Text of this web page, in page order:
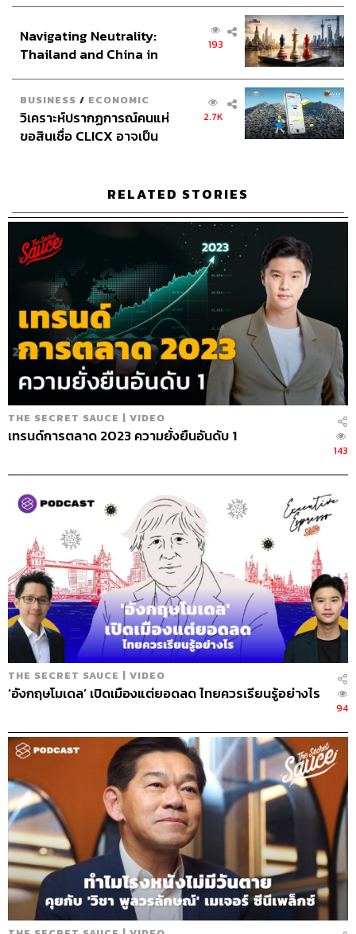
ภัทรสุดา บุญญศรี, อาภาภัทร อารยางกูร, ภัทรพร บุญนำ
อุดม
Video Editorsวุฒิชัย ถิระบัญชาศักดิ์, อนนต์ พูนเจ้าทรัพย์,
Sound Recording Engineer
ขจีพรรณ วิจิตรรัตน์, ธภัทร
ตั้งวงษ์ไชย
Senior Channel Adminทศพล เพิ่มพูล
THE STANDARD Shared Service Department
TAGS: Podcast
The Standard Podcast
The Secret Sauce
เคน นครินทร์
โรงพยาบาลพญาไท
322
ABOUT THE HOST
นครินทร์ วนกิจไพบูลย์
บรรณาธิการบริหาร สำนักข่าว THE
STANDARD วิทยากรด้านสื่อและการทำคอน
เทนต์ออนไลน์
อินโดนีเซีย
Navigating Neutrality:
Thailand and China in
193
BUSINESS / ECONOMIC
วิเคราะห์ปรากฏการณ์คนแห่
ขอสินเชื่อ CLICX อาจเป็น
2.7K
RELATED STORIES
THE SECRET SAUCE | VIDEO
เทรนด์การตลาด 2023 ความยั่งยืนอันดับ 1
143
THE SECRET SAUCE | VIDEO
‘อังกฤษโมเดล’ เปิดเมืองแต่ยอดลด ไทยควรเรียนรู้อย่างไร
94